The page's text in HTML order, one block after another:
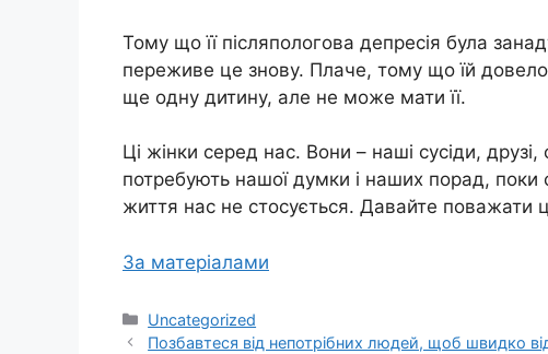
Тому що її післяпологова депресія була
переживе це знову. Плаче, тому що їй
ще одну дитину, але не може мати її.
Ці жінки серед нас. Вони – наші сусіди,
потребують нашої думки і наших порад, поки
життя нас не стосується. Давайте поважати
За матеріалами
Категорії
Uncategorized
Позбавтеся від непотрібних людей, щоб швидко